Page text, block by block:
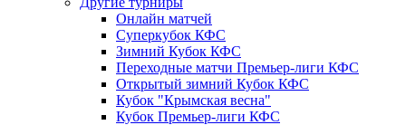
Онлайн матчей
Суперкубок КФС
Зимний Кубок КФС
Переходные матчи Премьер-лиги КФС
Открытый зимний Кубок КФС
Кубок "Крымская весна"
Кубок Премьер-лиги КФС